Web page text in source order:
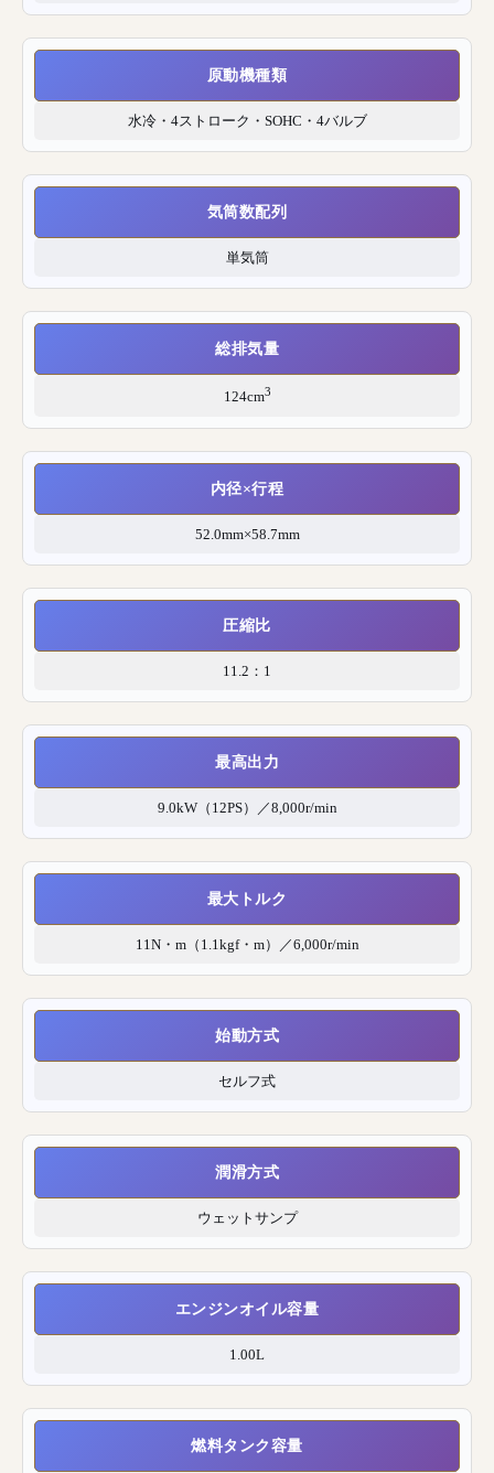
原動機種類
水冷・4ストローク・SOHC・4バルブ
気筒数配列
単気筒
総排気量
124cm3
内径×行程
52.0mm×58.7mm
圧縮比
11.2：1
最高出力
9.0kW（12PS）／8,000r/min
最大トルク
11N・m（1.1kgf・m）／6,000r/min
始動方式
セルフ式
潤滑方式
ウェットサンプ
エンジンオイル容量
1.00L
燃料タンク容量